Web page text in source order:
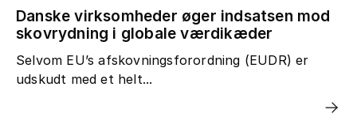
Danske virksomheder øger indsatsen mod
skovrydning i globale værdikæder
Selvom EU’s afskovningsforordning (EUDR) er
udskudt med et helt...